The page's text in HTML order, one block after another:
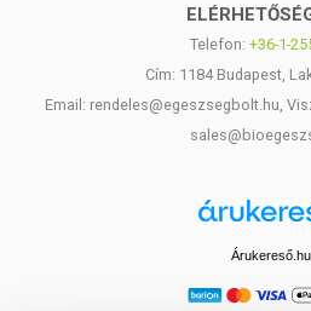
Telefon: +36-1-
Cím: 1184 Budapest,
Email: rendeles@egeszsegbolt.hu,
Árukereső.hu